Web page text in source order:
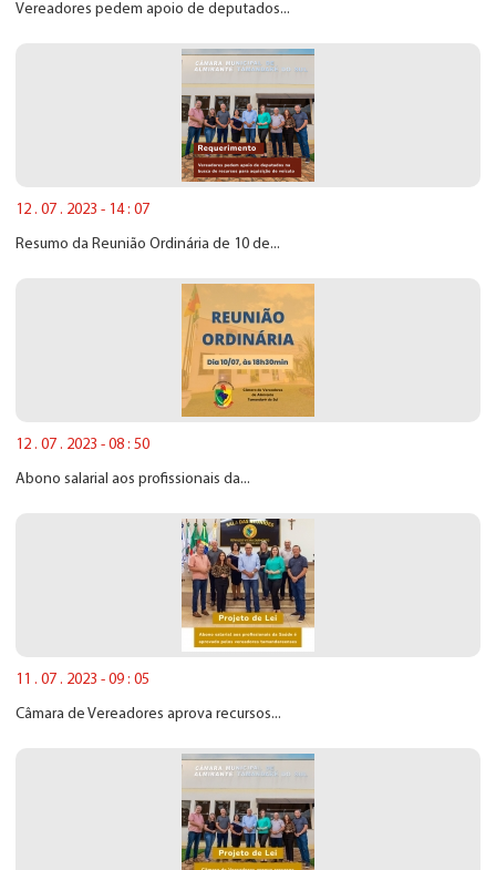
Vereadores pedem apoio de deputados...
12 . 07 . 2023 - 14 : 07
Resumo da Reunião Ordinária de 10 de...
12 . 07 . 2023 - 08 : 50
Abono salarial aos profissionais da...
11 . 07 . 2023 - 09 : 05
Câmara de Vereadores aprova recursos...